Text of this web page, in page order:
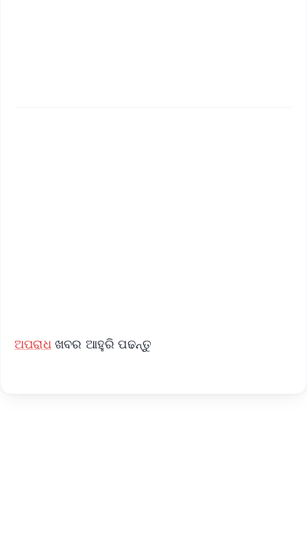
ଅପରାଧଖବର ଆହୁରି ପଢନ୍ତୁ